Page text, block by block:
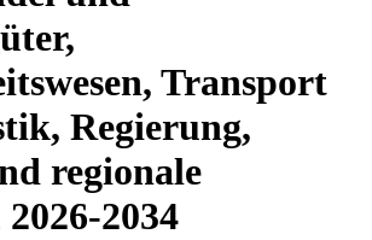
Transport
Regierung,
regionale
2034